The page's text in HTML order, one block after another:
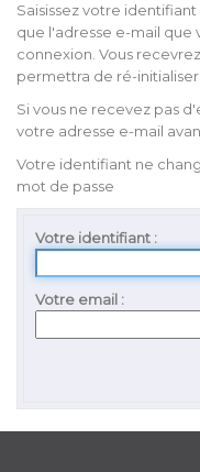
Saisissez votre
que l'adresse e-mail que
connexion. Vous
permettra de ré-
Si vous ne recevez pas
votre adresse e-mail
Votre identifiant ne
mot de passe
Votre identifiant
Votre email